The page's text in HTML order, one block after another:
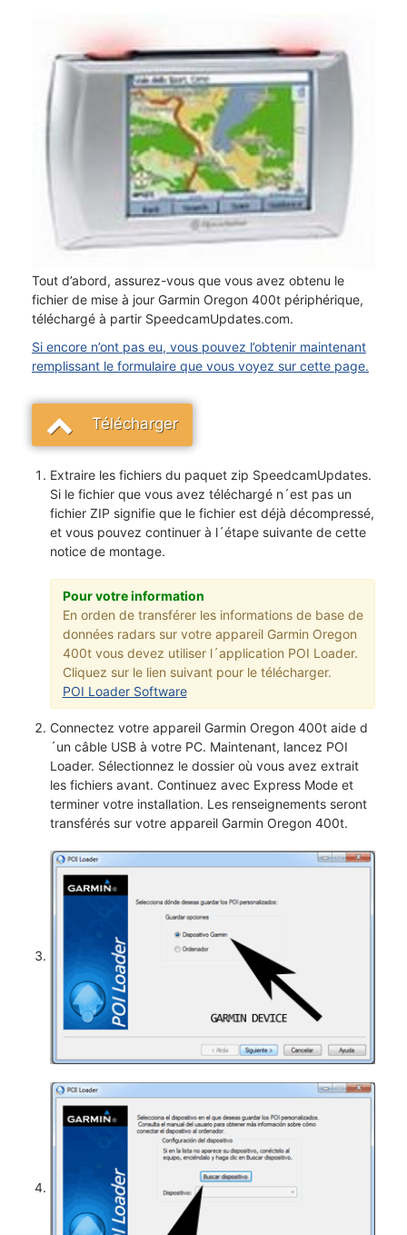
Tout d’abord, assurez-vous que vous avez obtenu le
fichier de mise à jour Garmin Oregon 400t périphérique,
téléchargé à partir SpeedcamUpdates.com.
Si encore n’ont pas eu, vous pouvez l’obtenir maintenant
remplissant le formulaire que vous voyez sur cette page.
Télécharger
Extraire les fichiers du paquet zip SpeedcamUpdates.
Si le fichier que vous avez téléchargé n´est pas un
fichier ZIP signifie que le fichier est déjà décompressé,
et vous pouvez continuer à l´étape suivante de cette
notice de montage.
Pour votre information
En orden de transférer les informations de base de
données radars sur votre appareil Garmin Oregon
400t vous devez utiliser l´application POI Loader.
Cliquez sur le lien suivant pour le télécharger.
POI Loader Software
Connectez votre appareil Garmin Oregon 400t aide d
´un câble USB à votre PC. Maintenant, lancez POI
Loader. Sélectionnez le dossier où vous avez extrait
les fichiers avant. Continuez avec Express Mode et
terminer votre installation. Les renseignements seront
transférés sur votre appareil Garmin Oregon 400t.